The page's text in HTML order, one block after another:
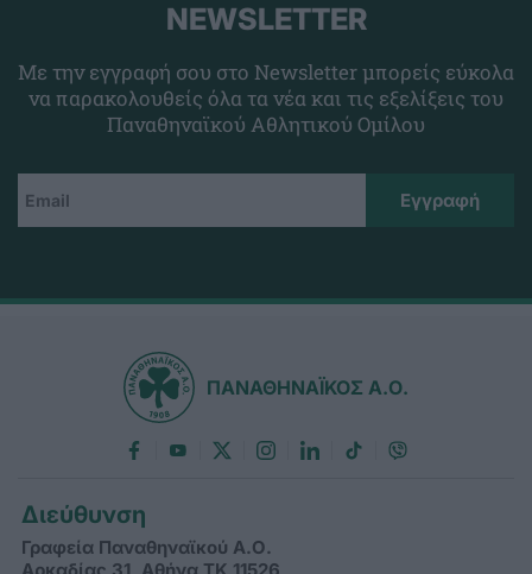
NEWSLETTER
Με την εγγραφή σου στο Newsletter μπορείς εύκολα
να παρακολουθείς όλα τα νέα και τις εξελίξεις του
Παναθηναϊκού Αθλητικού Ομίλου
ΠΑΝΑΘΗΝΑΪΚΟΣ Α.Ο.
Διεύθυνση
Γραφεία Παναθηναϊκού Α.Ο.